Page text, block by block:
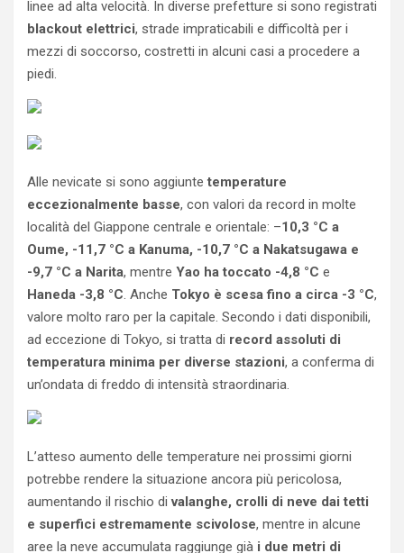
linee ad alta velocità. In diverse prefetture si sono registrati
blackout elettrici, strade impraticabili e difficoltà per i
mezzi di soccorso, costretti in alcuni casi a procedere a
piedi.
Alle nevicate si sono aggiuntetemperature
eccezionalmente basse, con valori da record in molte
località del Giappone centrale e orientale: –10,3 °C a
Oume, -11,7 °C a Kanuma, -10,7 °C a Nakatsugawa e
-9,7 °C a Narita, mentre Yao ha toccato -4,8 °C e
Haneda -3,8 °C. Anche Tokyo è scesa fino a circa -3 °C,
valore molto raro per la capitale. Secondo i dati disponibili,
ad eccezione di Tokyo, si tratta di record assoluti di
temperatura minima per diverse stazioni, a conferma di
un’ondata di freddo di intensità straordinaria.
L’atteso aumento delle temperature nei prossimi giorni
potrebbe rendere la situazione ancora più pericolosa,
aumentando il rischio divalanghe, crolli di neve dai tetti
e superfici estremamente scivolose, mentre in alcune
aree la neve accumulata raggiunge già i due metri di